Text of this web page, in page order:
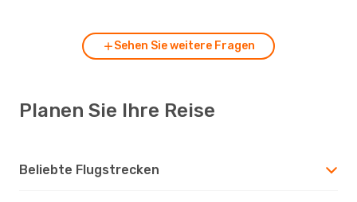
Sehen Sie weitere Fragen
Planen Sie Ihre Reise
Beliebte Flugstrecken